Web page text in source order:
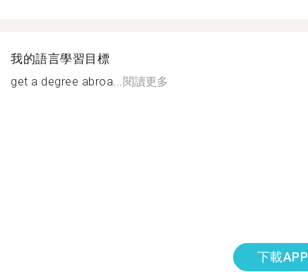
我的語言學習目標
get a degree abroa...閱讀更多
下載APP